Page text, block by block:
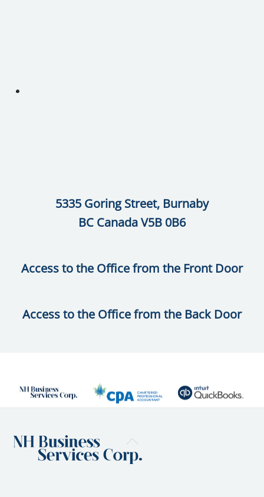
5335 Goring Street, Burnaby
BC Canada V5B 0B6
Access to the Office from the Front Door
Access to the Office from the Back Door
Back
To